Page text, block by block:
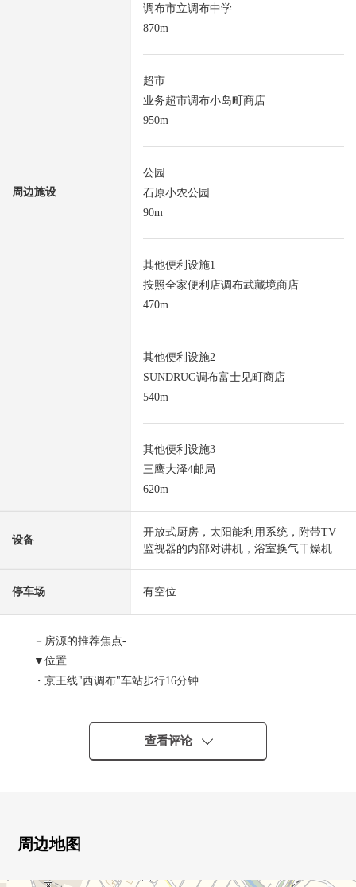
周边施设
调布市立调布中学
870m
超市
业务超市调布小岛町商店
950m
公园
石原小农公园
90m
其他便利设施1
按照全家便利店调布武藏境商店
470m
其他便利设施2
SUNDRUG调布富士见町商店
540m
其他便利设施3
三鹰大泽4邮局
620m
设备
开放式厨房，太阳能利用系统，附带TV
监视器的内部对讲机，浴室换气干燥机
停车场 有空位
－房源的推荐焦点-
▼位置
・京王线"西调布"车站步行16分钟
・京王线"调布"车站公共汽车19分"富士见町住宅前"停歩5
・有汽车空间1台分(出自车型的)
▼房间的特徴
查看评论
周边地图